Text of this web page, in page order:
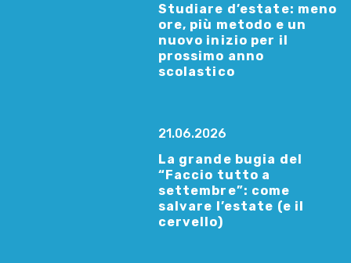
Studiare d’estate: meno
ore, più metodo e un
nuovo inizio per il
prossimo anno
scolastico
21.06.2026
La grande bugia del
“Faccio tutto a
settembre”: come
salvare l’estate (e il
cervello)